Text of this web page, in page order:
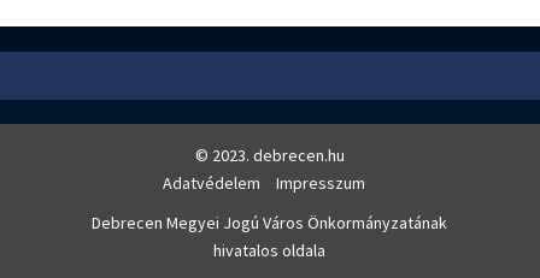
© 2023. debrecen.hu
Adatvédelem
Impresszum
Debrecen Megyei Jogú Város Önkormányzatának
hivatalos oldala